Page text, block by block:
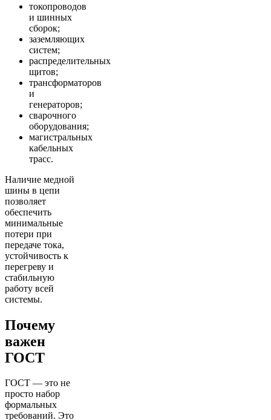
токопроводов
и шинных
сборок;
заземляющих
систем;
распределительных
щитов;
трансформаторов
и
генераторов;
сварочного
оборудования;
магистральных
кабельных
трасс.
Наличие медной
шины в цепи
позволяет
обеспечить
минимальные
потери при
передаче тока,
устойчивость к
перегреву и
стабильную
работу всей
системы.
Почему
важен
ГОСТ
ГОСТ — это не
просто набор
формальных
требований. Это